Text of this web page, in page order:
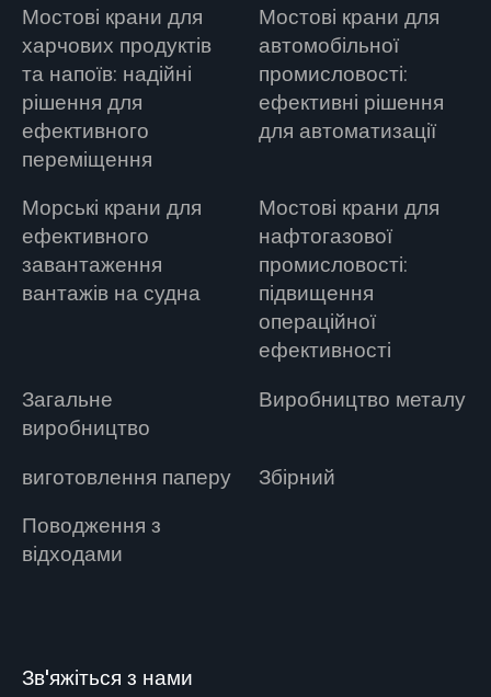
Мостові крани для
харчових продуктів
та напоїв: надійні
рішення для
ефективного
переміщення
Мостові крани для
автомобільної
промисловості:
ефективні рішення
для автоматизації
Морські крани для
ефективного
завантаження
вантажів на судна
Мостові крани для
нафтогазової
промисловості:
підвищення
операційної
ефективності
Загальне
виробництво
Виробництво металу
виготовлення паперу
Збірний
Поводження з
відходами
Зв'яжіться з нами